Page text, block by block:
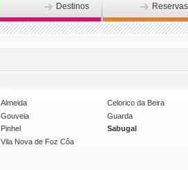
Destinos Reservas
Almeida
Celorico da Beira
Gouveia
Guarda
Pinhel
Sabugal
Vila Nova de Foz Côa